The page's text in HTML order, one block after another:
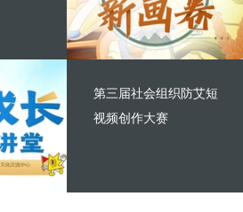
第三届社会组织防艾短
视频创作大赛